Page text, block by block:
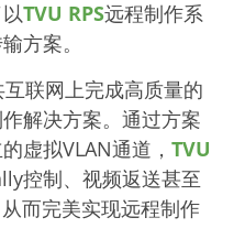
TVU RPS远程制作系
方案。
联网上完成高质量的
解决方案。通过方案
虚拟VLAN通道， TVU
控制、视频返送甚至
而完美实现远程制作